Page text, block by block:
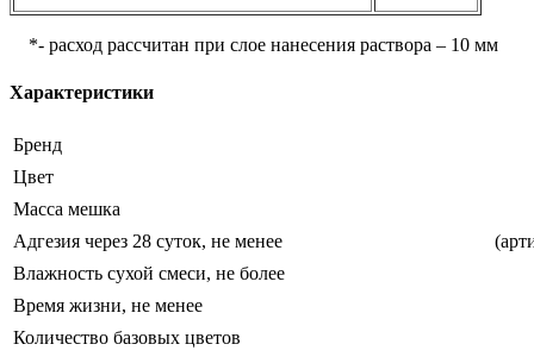
*- расход рассчитан при слое нанесения раствора – 10 мм
Характеристики
Бренд
Цвет
Масса мешка
Адгезия через 28 суток, не менее
Влажность сухой смеси, не более
Время жизни, не менее
Количество базовых цветов